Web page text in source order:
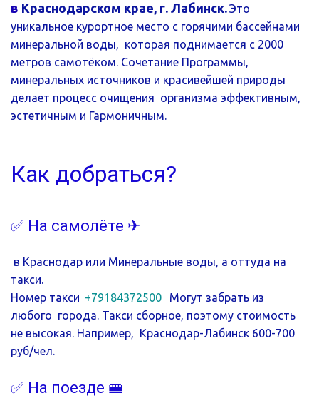
в Краснодарском крае, г. Лабинск. Это
уникальное курортное место с горячими бассейнами
минеральной воды,  которая поднимается с 2000
метров самотёком. Сочетание Программы,
минеральных источников и красивейшей природы
делает процесс очищения  организма эффективным,
эстетичным и Гармоничным.
Как добраться?
✅ На самолёте ✈
такси.
Номер такси +79184372500 Могут забрать из
любого  города. Такси сборное, поэтому стоимость
не высокая. Например,  Краснодар-Лабинск 600-700
руб/чел.
✅ На поезде 🚝